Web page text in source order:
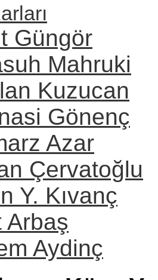
Güngör
Mahruki
Kuzucan
Gönenç
Azar
Çervatoğlu
Y. Kıvanç
Arbaş
Aydinç